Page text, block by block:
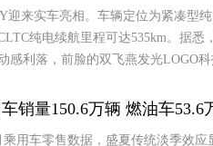
迎来实车亮相。车辆定位为紧凑型
纯电续航里程可达535km。据
感利落，前脸的双飞燕发光LOGO
销量150.6万辆 燃油车53.6
用车零售数据，盛夏传统淡季效